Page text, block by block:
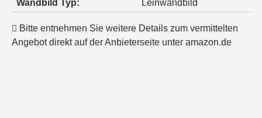
Wandbild Typ:
Leinwandbild
Bitte entnehmen Sie weitere Details zum vermittelten
Angebot direkt auf der Anbieterseite unter amazon.de